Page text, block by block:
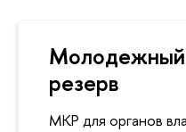
Молодежный
резерв
МКР для органов